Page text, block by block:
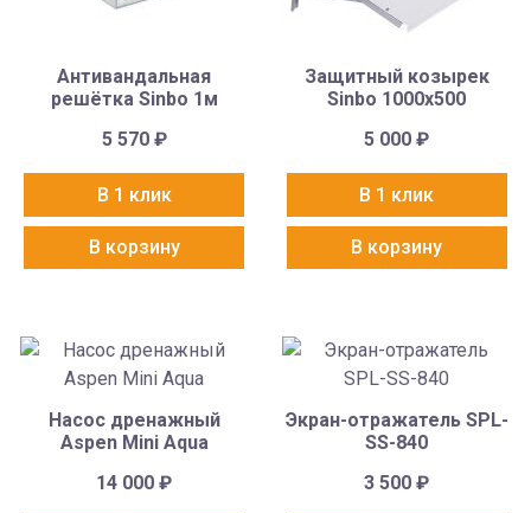
Антивандальная
решётка Sinbo 1м
5 570 ₽
В 1 клик
В корзину
Защитный козырек
Sinbo 1000х500
5 000₽
В 1 клик
В корзину
Насос дренажный
Aspen Mini Aqua
14 000₽
Экран-отражатель SPL-
SS-840
3 500₽